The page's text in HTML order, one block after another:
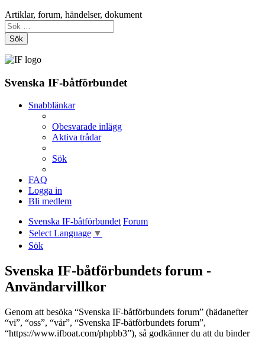
Artiklar, forum, händelser, dokument
Sök
Svenska IF-båtförbundet
Snabblänkar
Obesvarade inlägg
Aktiva trådar
Sök
FAQ
Logga in
Bli medlem
Svenska IF-båtförbundet Forum
Select Language ▼
Sök
Svenska IF-båtförbundets forum -
Användarvillkor
Genom att besöka “Svenska IF-båtförbundets forum” (hädanefter
“vi”, “oss”, “vår”, “Svenska IF-båtförbundets forum”,
“https://www.ifboat.com/phpbb3”), så godkänner du att du binder